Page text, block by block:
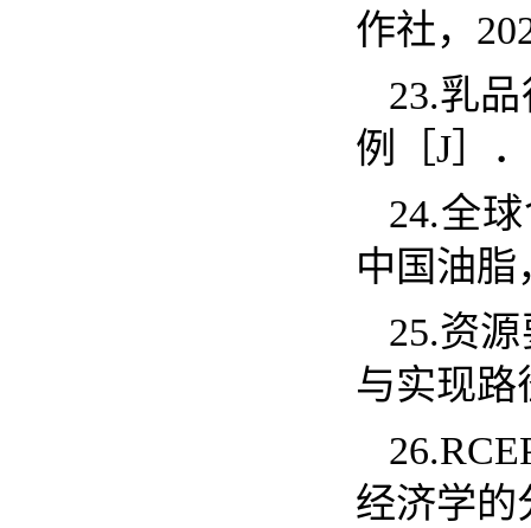
作社，
23.乳
例［ J ］
24.全
中国油脂
25.资
与实现路
经济学的